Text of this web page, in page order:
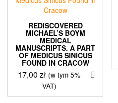
REDISCOVERED
MICHAEL’S BOYM
MEDICAL
MANUSCRIPTS. A PART
OF MEDICUS SINICUS
FOUND IN CRACOW
17,00zł (w tym 5%
VAT)